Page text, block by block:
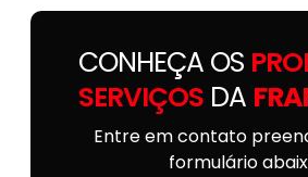
CONHEÇA OS
SERVIÇOS DA
Entre em contato
formulário